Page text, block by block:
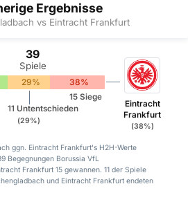
Ergebnisse
vs Eintracht Frankfurt
39
Spiele
29% 38%
11 Untentschieden
(29%)
15 Siege
Eintracht
Frankfurt
(38%)
ggn. Eintracht Frankfurt's H2H-Werte
Begegnungen Borussia VfL
Frankfurt 15 gewannen. 11 der Spiele
und Eintracht Frankfurt endeten